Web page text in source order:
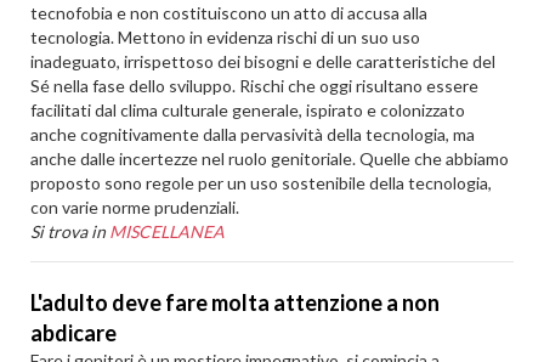
tecnofobia e non costituiscono un atto di accusa alla
tecnologia. Mettono in evidenza rischi di un suo uso
inadeguato, irrispettoso dei bisogni e delle caratteristiche del
Sé nella fase dello sviluppo. Rischi che oggi risultano essere
facilitati dal clima culturale generale, ispirato e colonizzato
anche cognitivamente dalla pervasività della tecnologia, ma
anche dalle incertezze nel ruolo genitoriale. Quelle che abbiamo
proposto sono regole per un uso sostenibile della tecnologia,
con varie norme prudenziali.
Si trova in MISCELLANEA
L'adulto deve fare molta attenzione a non
abdicare